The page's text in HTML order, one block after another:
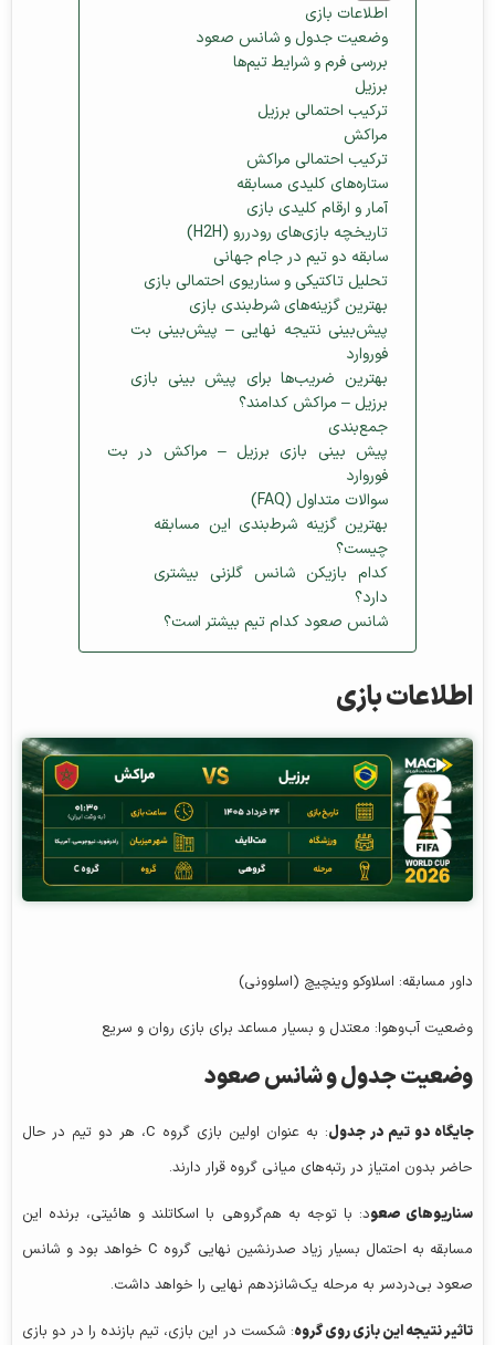
اطلاعات بازی
وضعیت جدول و شانس صعود
بررسی فرم و شرایط تیم‌ها
برزیل
ترکیب احتمالی برزیل
مراکش
ترکیب احتمالی مراکش
ستاره‌های کلیدی مسابقه
آمار و ارقام کلیدی بازی
تاریخچه بازی‌های رودررو (H2H)
سابقه دو تیم در جام جهانی
تحلیل تاکتیکی و سناریوی احتمالی بازی
بهترین گزینه‌های شرط‌بندی بازی
پیش‌بینی نتیجه نهایی – پیش‌بینی بت
فوروارد
بهترین ضریب‌ها برای پیش‌ بینی بازی
برزیل – مراکش کدامند؟
جمع‌بندی
پیش‌ بینی بازی برزیل – مراکش در بت
فوروارد
سوالات متداول (FAQ)
بهترین گزینه شرط‌بندی این مسابقه
چیست؟
کدام بازیکن شانس گلزنی بیشتری
دارد؟
شانس صعود کدام تیم بیشتر است؟
اطلاعات بازی
داور مسابقه: اسلاوکو وینچیچ (اسلوونی)
وضعیت آب‌وهوا: معتدل و بسیار مساعد برای بازی روان و سریع
وضعیت جدول و شانس صعود
جایگاه دو تیم در جدول
: به عنوان اولین بازی گروه C، هر دو تیم در حال
حاضر بدون امتیاز در رتبه‌های میانی گروه قرار دارند.
سناریوهای صعود: با توجه به هم‌گروهی با اسکاتلند و هائیتی، برنده این
مسابقه به احتمال بسیار زیاد صدرنشین نهایی گروه C خواهد بود و شانس
صعود بی‌دردسر به مرحله یک‌شانزدهم نهایی را خواهد داشت.
تاثیر نتیجه این بازی روی گروه: شکست در این بازی، تیم بازنده را در دو بازی